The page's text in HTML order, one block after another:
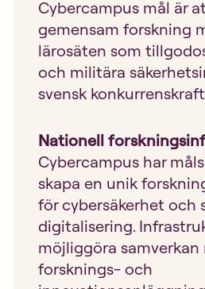
Cybercampus mål är
gemensam forskning
lärosäten som
och militära
svensk
Nationell
Cybercampus har
skapa en unik
för cybersäkerhet och
digitalisering.
möjliggöra
forsknings- och